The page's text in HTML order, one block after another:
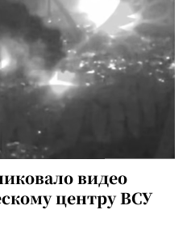
видео
центру ВСУ